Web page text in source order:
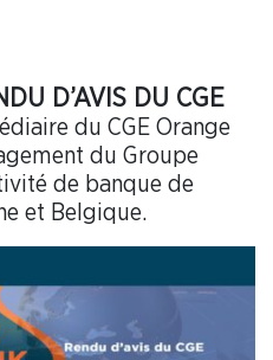
D’AVIS DU CGE
du CGE Orange
du Groupe
de banque de
et Belgique.